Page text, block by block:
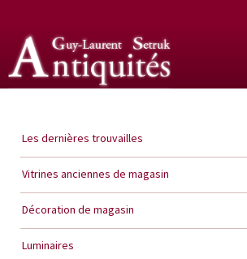
Les dernières trouvailles
Vitrines anciennes de magasin
Décoration de magasin
Luminaires